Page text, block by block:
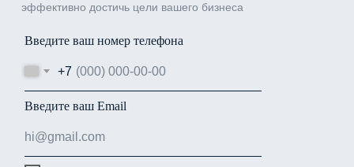
эффективно достичь цели вашего бизнеса
Введите ваш номер телефона
+7
Введите ваш Email